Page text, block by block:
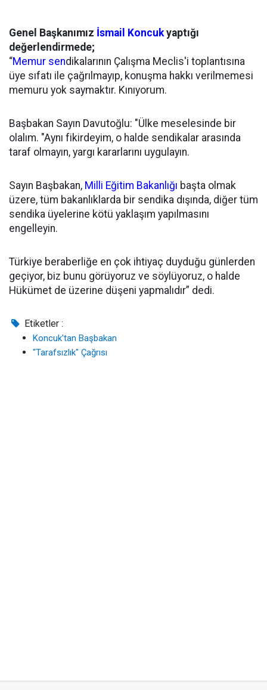
Genel Başkanımız İsmail Koncukyaptığı
değerlendirmede;
“Memur sendikalarının Çalışma Meclis'i toplantısına
üye sıfatı ile çağrılmayıp, konuşma hakkı verilmemesi
memuru yok saymaktır. Kınıyorum.
Başbakan Sayın Davutoğlu: "Ülke meselesinde bir
olalım. "Aynı fikirdeyim, o halde sendikalar arasında
taraf olmayın, yargı kararlarını uygulayın.
Sayın Başbakan, Milli Eğitim Bakanlığı başta olmak
üzere, tüm bakanlıklarda bir sendika dışında, diğer tüm
sendika üyelerine kötü yaklaşım yapılmasını
engelleyin.
Türkiye beraberliğe en çok ihtiyaç duyduğu günlerden
geçiyor, biz bunu görüyoruz ve söylüyoruz, o halde
Hükümet de üzerine düşeni yapmalıdır” dedi.
Etiketler :
Koncuk'tan Başbakan
"Tarafsızlık" Çağrısı